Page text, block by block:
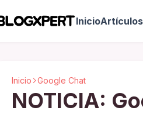
InicioArtículos
Inicio Google Chat
NOTICIA: